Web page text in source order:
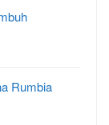
Rumbia